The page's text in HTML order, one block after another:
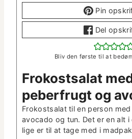
Pin
Del
Bliv den første til at
Frokost­salat
peber­frugt og
Frokost­salat til en per­son
avo­ca­do og tun. Det er en alt
lige er til at tage med i